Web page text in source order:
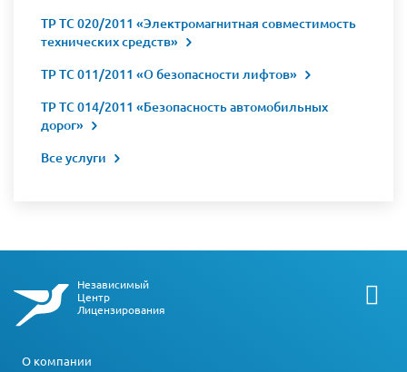
ТР ТС 020/2011 «Электромагнитная совместимость
технических средств»
ТР ТС 011/2011 «О безопасности лифтов»
ТР ТС 014/2011 «Безопасность автомобильных
дорог»
Все услуги
Независимый
Центр
Лицензирования
О компании